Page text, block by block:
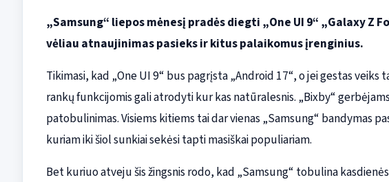
„Samsung“ liepos mėnesį pradės diegti „One UI 9“ „Galaxy Z
vėliau atnaujinimas pasieks ir kitus palaikomus įrenginius.
Tikimasi, kad „One UI 9“ bus pagrįsta „Android 17“, o jei gestas veiks
rankų funkcijomis gali atrodyti kur kas natūralesnis. „Bixby“
patobulinimas. Visiems kitiems tai dar vienas „Samsung“ bandymas
kuriam iki šiol sunkiai sekėsi tapti masiškai populiariam.
Bet kuriuo atveju šis žingsnis rodo, kad „Samsung“ tobulina